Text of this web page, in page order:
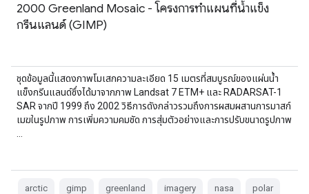
2000 Greenland Mosaic - โครงการทำแผนที่น้ำแข็ง
กรีนแลนด์ (GIMP)
ชุดข้อมูลนี้แสดงภาพโมเสกความละเอียด 15 เมตรที่สมบูรณ์ของแผ่นน้ำ
แข็งกรีนแลนด์ซึ่งได้มาจากภาพ Landsat 7 ETM+ และ RADARSAT-1
SAR จากปี 1999 ถึง 2002 วิธีการดังกล่าวรวมถึงการผสมผสานการมาสก์
เมฆในรูปภาพ การเพิ่มความคมชัด การสุ่มตัวอย่างและการปรับขนาดรูปภาพ
arctic gimp greenland imagery nasa polar